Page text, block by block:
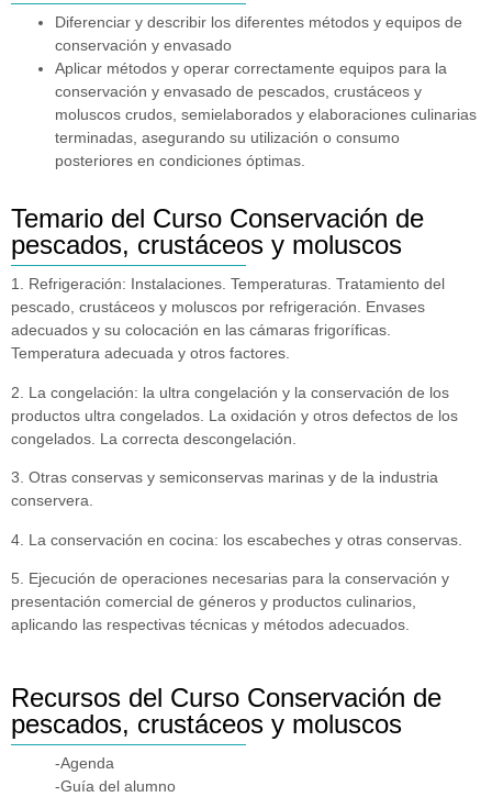
Diferenciar y describir los diferentes métodos y equipos de
conservación y envasado
Aplicar métodos y operar correctamente equipos para la
conservación y envasado de pescados, crustáceos y
moluscos crudos, semielaborados y elaboraciones culinarias
terminadas, asegurando su utilización o consumo
posteriores en condiciones óptimas.
Temario del Curso Conservación de
pescados, crustáceos y moluscos
1. Refrigeración: Instalaciones. Temperaturas. Tratamiento del
pescado, crustáceos y moluscos por refrigeración. Envases
adecuados y su colocación en las cámaras frigoríficas.
Temperatura adecuada y otros factores.
2. La congelación: la ultra congelación y la conservación de los
productos ultra congelados. La oxidación y otros defectos de los
congelados. La correcta descongelación.
3. Otras conservas y semiconservas marinas y de la industria
conservera.
4. La conservación en cocina: los escabeches y otras conservas.
5. Ejecución de operaciones necesarias para la conservación y
presentación comercial de géneros y productos culinarios,
aplicando las respectivas técnicas y métodos adecuados.
Recursos del Curso Conservación de
pescados, crustáceos y moluscos
-Agenda
-Guía del alumno